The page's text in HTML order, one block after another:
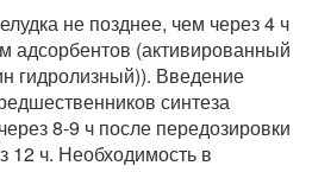
не позднее, чем через 4 ч
адсорбентов (активированный
гидролизный)). Введение
синтеза
8-9 ч после передозировки
12 ч. Необходимость в